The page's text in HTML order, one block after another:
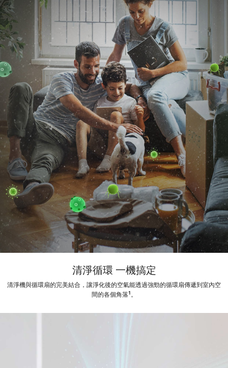
清淨循環 一機搞定
清淨機與循環扇的完美結合，讓淨化後的空氣能透過強勁的循環扇傳遞到室內空
間的各個角落1 。